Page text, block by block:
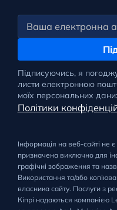
Підписуючись, я
листи електронною
моїх персональних
Політики
Інформація на веб-сайті не
призначена виключно для
графічні зображення та
Використання та/або
власника сайту. Послуги з
Кіпрі надаються компанією